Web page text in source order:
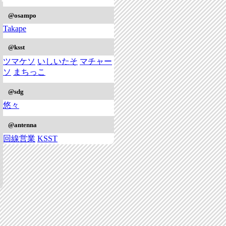
@osampo
Takape
@ksst
ツマケソ いしいたそ マチャー
ソ まちっこ
@sdg
悠々
@antenna
回線営業 KSST